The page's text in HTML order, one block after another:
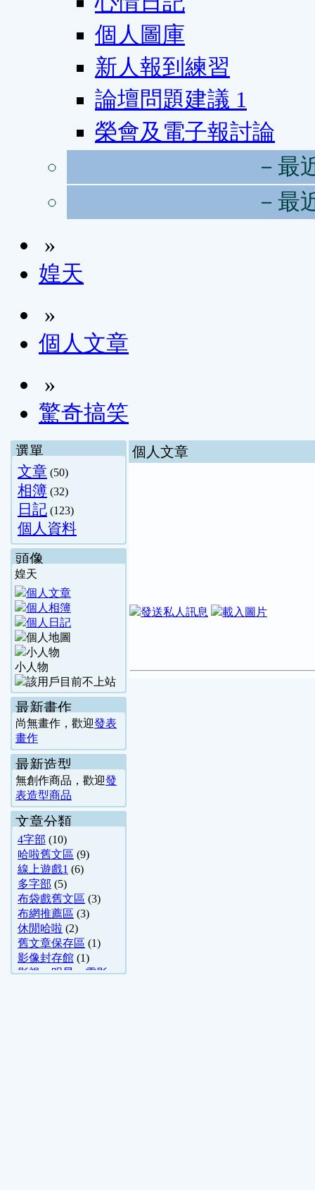
個人圖庫
新人報到練習
論壇問題建議 1
榮會及電子報討論
－最
－最
»
媓天
»
個人文章
»
驚奇搞笑
選單
文章 (50)
相簿 (32)
日記 (123)
個人資料
頭像
媓天
小人物
最新畫作
尚無畫作，歡迎發表
畫作
最新造型
無創作商品，歡迎發
表造型商品
文章分類
4字部 (10)
哈啦舊文區 (9)
線上遊戲1 (6)
多字部 (5)
布袋戲舊文區 (3)
布網推薦區 (3)
休閒哈啦 (2)
舊文章保存區 (1)
影像封存館 (1)
影視、明星、電影
個人文章